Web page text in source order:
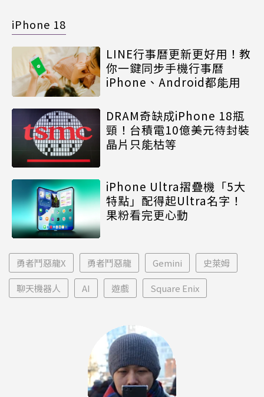
iPhone 18
LINE行事曆更新更好用！教
你一鍵同步手機行事曆
iPhone、Android都能用
DRAM奇缺成iPhone 18瓶
頸！台積電10億美元待封裝
晶片只能枯等
iPhone Ultra摺疊機「5大
特點」配得起Ultra名字！
果粉看完更心動
勇者鬥惡龍X 勇者鬥惡龍 Gemini 史萊姆
聊天機器人 AI 遊戲 Square Enix